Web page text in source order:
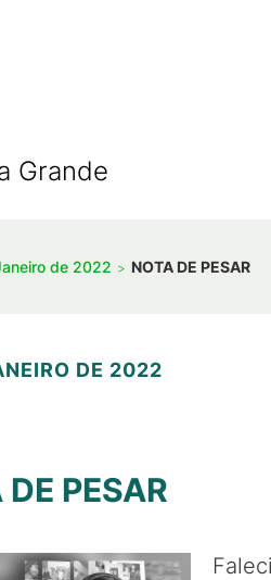
Grande
de 2022 NOTA DE PESAR
DE 2022
DE PESAR